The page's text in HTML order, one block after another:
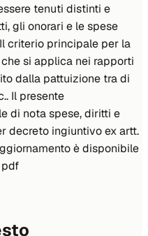
tenuti distinti e
gli onorari e le spese
criterio principale per la
si applica nei rapporti
dalla pattuizione tra di
Il presente
di nota spese, diritti e
decreto ingiuntivo ex artt.
è disponibile
pdf